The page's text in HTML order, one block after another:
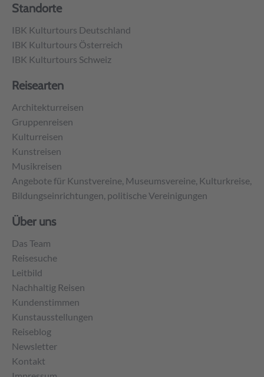
Standorte
IBK Kulturtours Deutschland
IBK Kulturtours Österreich
IBK Kulturtours Schweiz
Reisearten
Architekturreisen
Gruppenreisen
Kulturreisen
Kunstreisen
Musikreisen
Angebote für Kunstvereine, Museumsvereine, Kulturkreise,
Bildungseinrichtungen, politische Vereinigungen
Über uns
Das Team
Reisesuche
Leitbild
Nachhaltig Reisen
Kundenstimmen
Kunstausstellungen
Reiseblog
Newsletter
Kontakt